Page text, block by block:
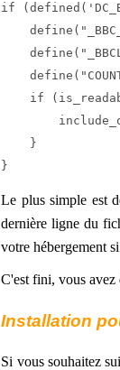
if
if
    }
Le plus simple est
dernière ligne du
votre hébergement
C'est fini, vous avez
Installation
Si vous souhaitez